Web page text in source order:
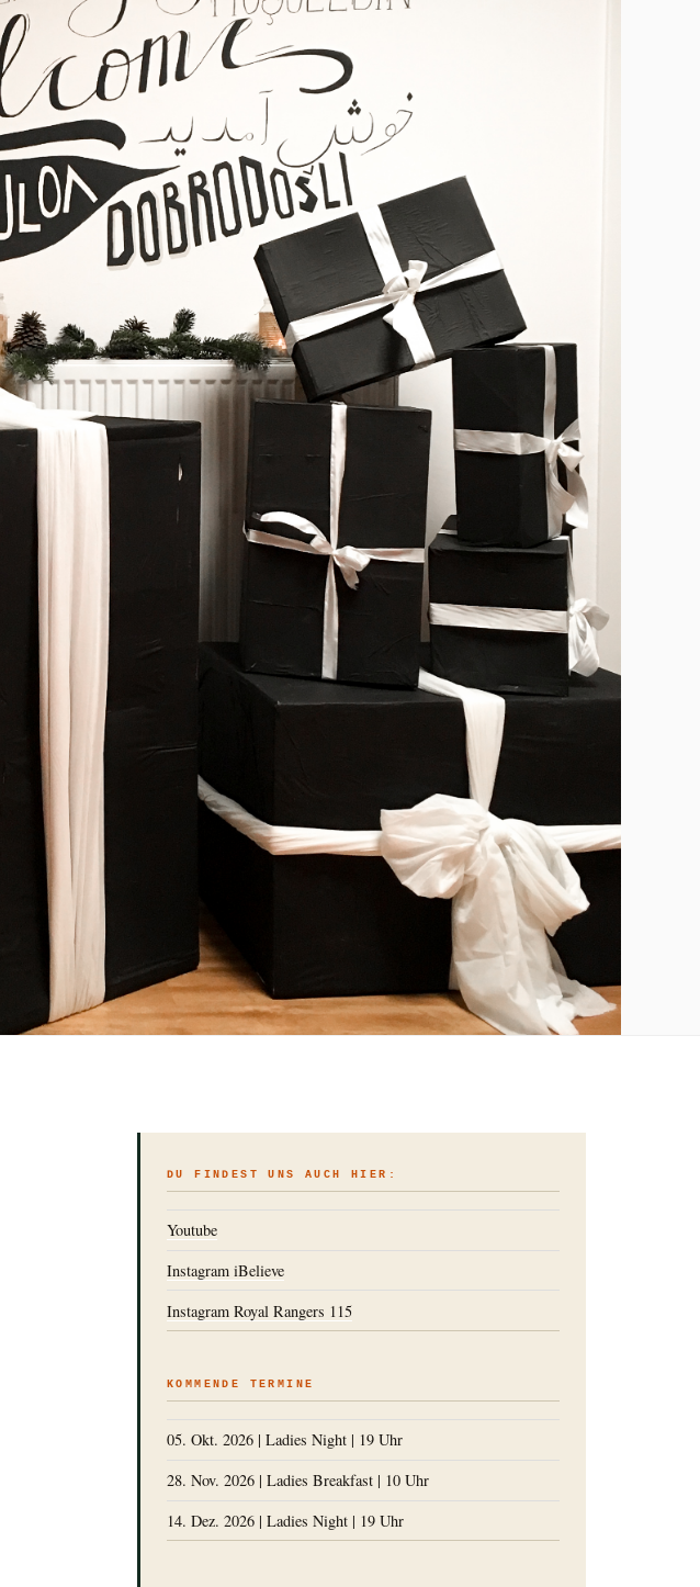
DU FINDEST UNS AUCH HIER:
Youtube
Instagram iBelieve
Instagram Royal Rangers 115
KOMMENDE TERMINE
05. Okt. 2026 |Ladies Night | 19 Uhr
28. Nov. 2026 |Ladies Breakfast | 10 Uhr
14. Dez. 2026 |Ladies Night | 19 Uhr